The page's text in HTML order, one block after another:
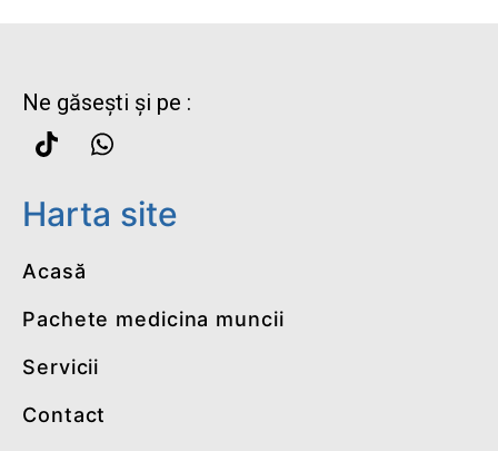
Ne găsești și pe :
Harta site
Acasă
Pachete medicina muncii
Servicii
Contact